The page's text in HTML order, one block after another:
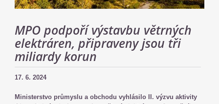
MPO podpoří výstavbu větrných
elektráren, připraveny jsou tři
miliardy korun
17. 6. 2024
Ministerstvo průmyslu a obchodu vyhlásilo II. výzvu aktivity